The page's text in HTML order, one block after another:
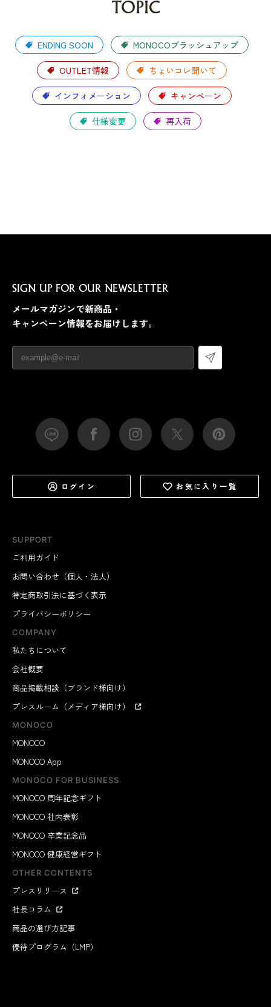
TOPIC
ENDING SOON MONOCOブラッシュアップ
OUTLET情報 ちょいコレ聞いて
インフォメーション キャンペーン
仕様変更 再入荷
SUPPORT
ご利用ガイド
お問い合わせ（個人・法人）
特定商取引法に基づく表示
プライバシーポリシー
COMPANY
私たちについて
会社概要
商品掲載相談（ブランド様向け）
プレスルーム（メディア様向け）
MONOCO
MONOCO
MONOCO App
MONOCO FOR BUSINESS
MONOCO 周年記念ギフト
MONOCO 社内表彰
MONOCO 卒業記念品
MONOCO 健康経営ギフト
OTHER CONTENTS
プレスリリース
社長コラム
商品の選び方記事
優待プログラム（LMP）
SIGN UP FOR OUR NEWSLETTER
メールマガジンで新商品・
キャンペーン情報をお届けします。
ログイン お気に入り一覧